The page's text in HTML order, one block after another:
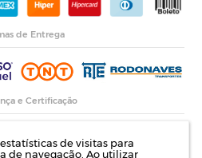
de visitas para
de navegação. Ao utilizar
de Entrega
e Certificação